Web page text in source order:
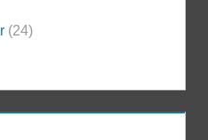
(24)